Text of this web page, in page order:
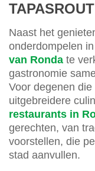
Naast het
onderdompelen
van Ronda te
gastronomie
Voor degenen
uitgebreidere
restaurants in
gerechten, van
voorstellen, die
stad aanvullen.